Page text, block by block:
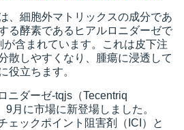
、細胞外マトリックスの成分であ
る酵素であるヒアルロニダーゼで
含まれています。これは皮下注
散しやすくなり、腫瘍に浸透して
役立ちます。
ニダーゼ-tqjs（Tecentriq
月に市場に新登場しました。
ェックポイント阻害剤（ICI）と